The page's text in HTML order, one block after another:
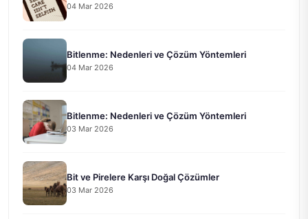
04 Mar 2026
Bitlenme: Nedenleri ve Çözüm Yöntemleri
04 Mar 2026
Bitlenme: Nedenleri ve Çözüm Yöntemleri
03 Mar 2026
Bit ve Pirelere Karşı Doğal Çözümler
03 Mar 2026